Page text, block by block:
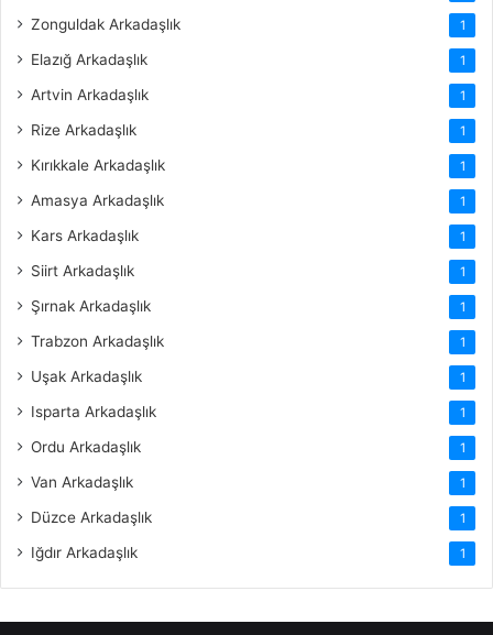
Zonguldak Arkadaşlık 1
Elazığ Arkadaşlık 1
Artvin Arkadaşlık 1
Rize Arkadaşlık 1
Kırıkkale Arkadaşlık 1
Amasya Arkadaşlık 1
Kars Arkadaşlık 1
Siirt Arkadaşlık 1
Şırnak Arkadaşlık 1
Trabzon Arkadaşlık 1
Uşak Arkadaşlık 1
Isparta Arkadaşlık 1
Ordu Arkadaşlık 1
Van Arkadaşlık 1
Düzce Arkadaşlık 1
Iğdır Arkadaşlık 1